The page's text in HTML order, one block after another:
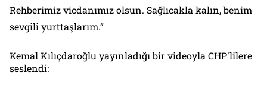
Rehberimiz vicdanımız olsun. Sağlıcakla kalın, benim
sevgili yurttaşlarım.”
Kemal Kılıçdaroğlu yayınladığı bir videoyla CHP'lilere
seslendi: